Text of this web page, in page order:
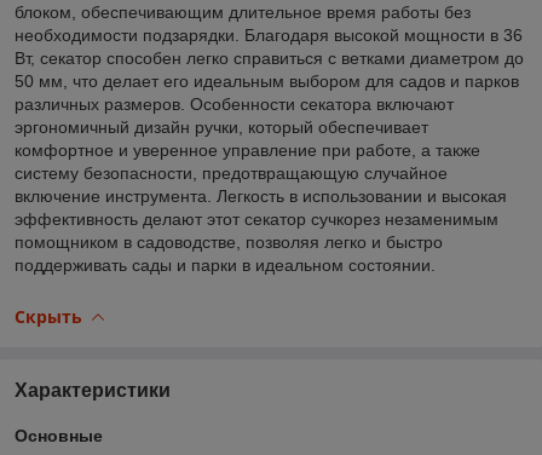
блоком, обеспечивающим длительное время работы без
необходимости подзарядки. Благодаря высокой мощности в 36
Вт, секатор способен легко справиться с ветками диаметром до
50 мм, что делает его идеальным выбором для садов и парков
различных размеров. Особенности секатора включают
эргономичный дизайн ручки, который обеспечивает
комфортное и уверенное управление при работе, а также
систему безопасности, предотвращающую случайное
включение инструмента. Легкость в использовании и высокая
эффективность делают этот секатор сучкорез незаменимым
помощником в садоводстве, позволяя легко и быстро
поддерживать сады и парки в идеальном состоянии.
Скрыть
Характеристики
Основные